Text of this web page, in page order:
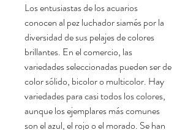
Los entusiastas de los acuarios
conocen al pez luchador siamés por la
diversidad de sus pelajes de colores
brillantes. En el comercio, las
variedades seleccionadas pueden ser de
color sólido, bicolor o multicolor. Hay
variedades para casi todos los colores,
aunque los ejemplares más comunes
son el azul, el rojo o el morado. Se han